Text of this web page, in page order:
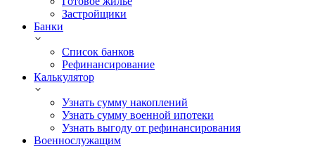
Застройщики
Банки
Список банков
Рефинансирование
Калькулятор
Узнать сумму накоплений
Узнать сумму военной ипотеки
Узнать выгоду от рефинансирования
Военнослужащим